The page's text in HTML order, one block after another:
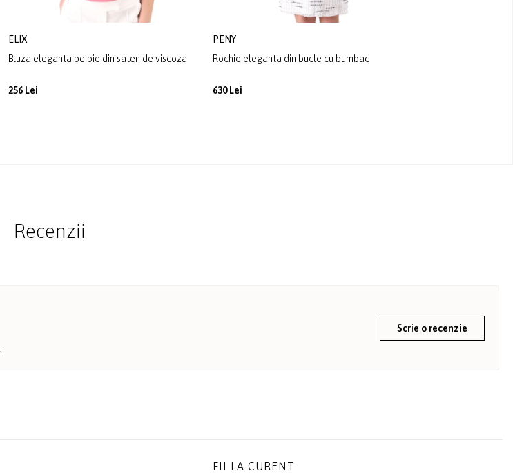
ELIX
Bluza eleganta pe bie din saten de viscoza
256 Lei
PENY
Rochie eleganta din bucle cu bumbac
630 Lei
Recenzii
Scrie o recenzie
FII LA CURENT